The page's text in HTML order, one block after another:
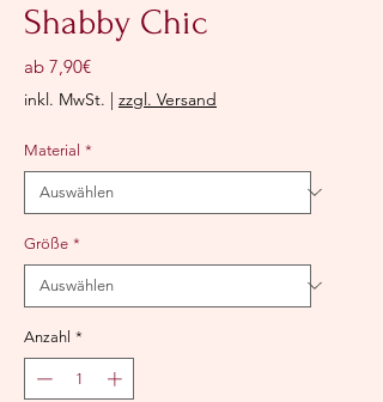
Shabby Chic
ab 7,90€Sale-
Preis
inkl. MwSt. | zzgl. Versand
Material *
Größe *
Anzahl *